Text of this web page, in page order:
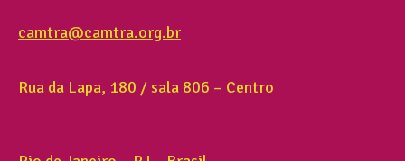
camtra@camtra.org.br
Rua da Lapa, 180 / sala 806 – Centro